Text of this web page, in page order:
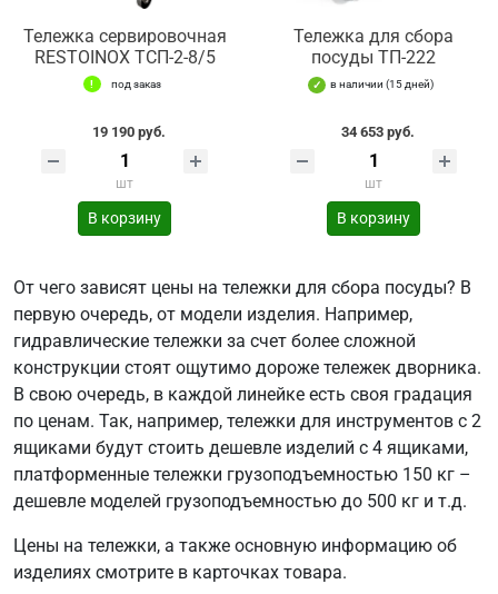
Тележка сервировочная
RESTOINOX ТСП-2-8/5
под заказ
19 190 руб.
шт
В корзину
Тележка для сбора
посуды ТП-222
в наличии (15 дней)
34 653 руб.
шт
В корзину
От чего зависят цены на тележки для сбора посуды? В
первую очередь, от модели изделия. Например,
гидравлические тележки за счет более сложной
конструкции стоят ощутимо дороже тележек дворника.
В свою очередь, в каждой линейке есть своя градация
по ценам. Так, например, тележки для инструментов с 2
ящиками будут стоить дешевле изделий с 4 ящиками,
платформенные тележки грузоподъемностью 150 кг –
дешевле моделей грузоподъемностью до 500 кг и т.д.
Цены на тележки, а также основную информацию об
изделиях смотрите в карточках товара.